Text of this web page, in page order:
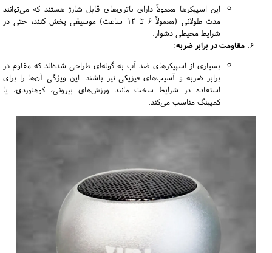
این اسپیکرها معمولاً دارای باتری‌های قابل شارژ هستند که می‌توانند
مدت طولانی (معمولاً ۶ تا ۱۲ ساعت) موسیقی پخش کنند، حتی در
شرایط محیطی دشوار.
مقاومت در برابر ضربه:
بسیاری از اسپیکرهای ضد آب به گونه‌ای طراحی شده‌اند که مقاوم در
برابر ضربه و آسیب‌های فیزیکی نیز باشند. این ویژگی آن‌ها را برای
استفاده در شرایط سخت مانند ورزش‌های بیرونی، کوهنوردی، یا
کمپینگ مناسب می‌کند.